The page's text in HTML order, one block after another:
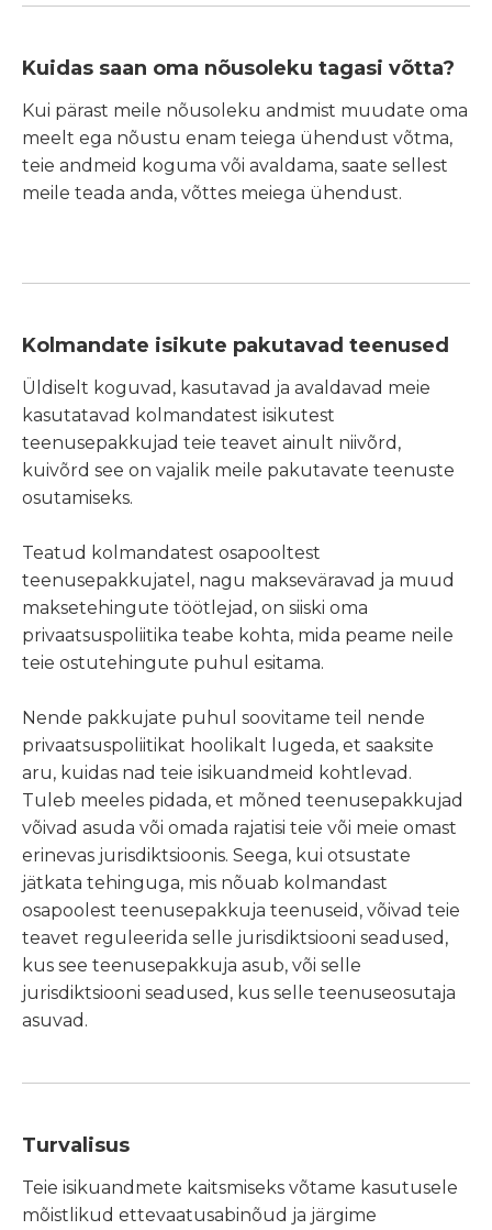
Kuidas saan oma nõusoleku tagasi võtta?
Kui pärast meile nõusoleku andmist muudate oma
meelt ega nõustu enam teiega ühendust võtma,
teie andmeid koguma või avaldama, saate sellest
meile teada anda, võttes meiega ühendust.
Kolmandate isikute pakutavad teenused
Üldiselt koguvad, kasutavad ja avaldavad meie
kasutatavad kolmandatest isikutest
teenusepakkujad teie teavet ainult niivõrd,
kuivõrd see on vajalik meile pakutavate teenuste
osutamiseks.
Teatud kolmandatest osapooltest
teenusepakkujatel, nagu makseväravad ja muud
maksetehingute töötlejad, on siiski oma
privaatsuspoliitika teabe kohta, mida peame neile
teie ostutehingute puhul esitama.
Nende pakkujate puhul soovitame teil nende
privaatsuspoliitikat hoolikalt lugeda, et saaksite
aru, kuidas nad teie isikuandmeid kohtlevad.
Tuleb meeles pidada, et mõned teenusepakkujad
võivad asuda või omada rajatisi teie või meie omast
erinevas jurisdiktsioonis. Seega, kui otsustate
jätkata tehinguga, mis nõuab kolmandast
osapoolest teenusepakkuja teenuseid, võivad teie
teavet reguleerida selle jurisdiktsiooni seadused,
kus see teenusepakkuja asub, või selle
jurisdiktsiooni seadused, kus selle teenuseosutaja
asuvad.
Turvalisus
Teie isikuandmete kaitsmiseks võtame kasutusele
mõistlikud ettevaatusabinõud ja järgime